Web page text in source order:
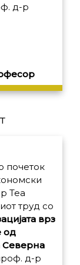
д-р
почеток
Теа
труд со
врз
од
Северна
д-р